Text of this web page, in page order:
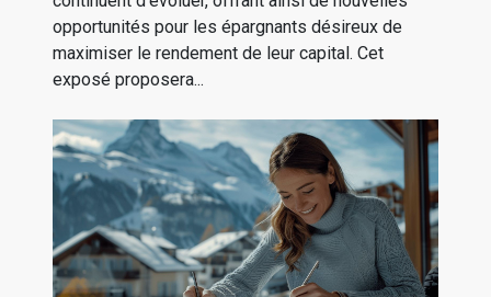
opportunités pour les épargnants désireux de
maximiser le rendement de leur capital. Cet
exposé proposera...